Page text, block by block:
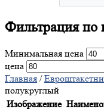
Фильтрацияпо
Минимальная цена
цена
Главная /
полукруглый
Изображение